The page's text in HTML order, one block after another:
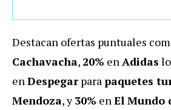
Destacan ofertas puntuales
Cachavacha, 20% en Adidas
en Despegarpara paquetes
Mendoza, y30% en El Mundo